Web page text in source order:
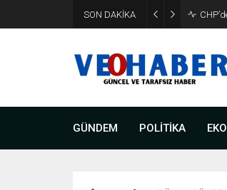
SON DAKİKA
YENİ
etti
GÜNDEM POLİTİKA